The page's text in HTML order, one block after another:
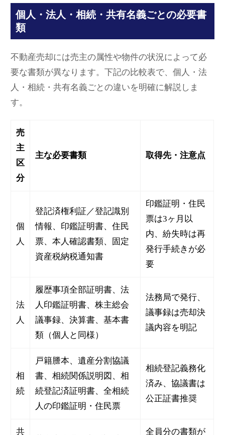
個人・法人・相続・共有名義ごとの必要書
類
不動産売却には売主の属性や物件の状況によって必
要な書類が異なります。下記の比較表で、個人・法
人・相続・共有名義ごとの違いを明確に解説しま
す。
売
主
区
分
主な必要書類 取得先・注意点
個
人
登記済権利証／登記識別
情報、印鑑証明書、住民
票、本人確認書類、固定
資産税納税通知書
印鑑証明・住民
票は3ヶ月以
内、紛失時は再
発行手続きが必
要
法
人
履歴事項全部証明書、法
人印鑑証明書、株主総会
議事録、決算書、基本書
類（個人と同様）
法務局で発行、
議事録は売却決
議内容を明記
相
続
戸籍謄本、遺産分割協議
書、相続関係説明図、相
続登記済証明書、全相続
人の印鑑証明・住民票
相続登記義務化
済み、協議書は
公正証書推奨
共
全員分の書類が